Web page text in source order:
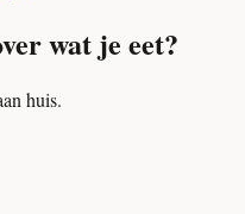
wat je eet?
huis.